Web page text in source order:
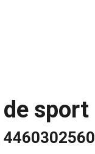
sport
4460302560